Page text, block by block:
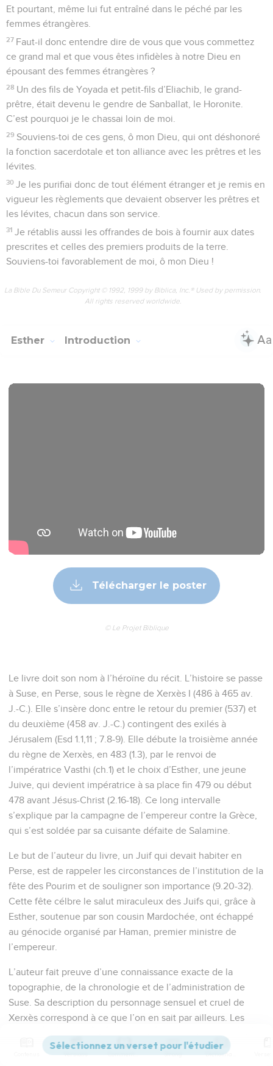
Et pourtant, même lui fut entraîné dans le péché par les
femmes étrangères.
27 Faut-il donc entendre dire de vous que vous commettez
ce grand mal et que vous êtes infidèles à notre Dieu en
épousant des femmes étrangères ?
28 Un des fils de Yoyada et petit-fils d’Eliachib, le grand-
prêtre, était devenu le gendre de Sanballat, le Horonite.
C’est pourquoi je le chassai loin de moi.
29 Souviens-toi de ces gens, ô mon Dieu, qui ont déshonoré
la fonction sacerdotale et ton alliance avec les prêtres et les
lévites.
30 Je les purifiai donc de tout élément étranger et je remis en
vigueur les règlements que devaient observer les prêtres et
les lévites, chacun dans son service.
31 Je rétablis aussi les offrandes de bois à fournir aux dates
prescrites et celles des premiers produits de la terre.
Souviens-toi favorablement de moi, ô mon Dieu !
La Bible Du Semeur Copyright © 1992, 1999 by Biblica, Inc.® Used by permission.
All rights reserved worldwide.
Esther Introduction
Télécharger le poster
© Le Projet Biblique
Le livre doit son nom à l’héroïne du récit. L’histoire se passe
à Suse, en Perse, sous le règne de Xerxès I (486 à 465 av.
J.-C.). Elle s’insère donc entre le retour du premier (537) et
du deuxième (458 av. J.-C.) contingent des exilés à
Jérusalem (Esd 1.1,11 ; 7.8-9). Elle débute la troisième année
du règne de Xerxès, en 483 (1.3), par le renvoi de
l’impératrice Vasthi (ch.1) et le choix d’Esther, une jeune
Juive, qui devient impératrice à sa place fin 479 ou début
478 avant Jésus-Christ (2.16-18). Ce long intervalle
s’explique par la campagne de l’empereur contre la Grèce,
qui s’est soldée par sa cuisante défaite de Salamine.
Le but de l’auteur du livre, un Juif qui devait habiter en
Perse, est de rappeler les circonstances de l’institution de la
fête des Pourim et de souligner son importance (9.20-32).
Cette fête célbre le salut miraculeux des Juifs qui, grâce à
Esther, soutenue par son cousin Mardochée, ont échappé
au génocide organisé par Haman, premier ministre de
l’empereur.
L’auteur fait preuve d’une connaissance exacte de la
topographie, de la chronologie et de l’administration de
Suse. Sa description du personnage sensuel et cruel de
Xerxès correspond à ce que l’on en sait par ailleurs. Les
tablette cunéiforme de Borsippa, près de Babylone, parle
Versions Commentaires Strong